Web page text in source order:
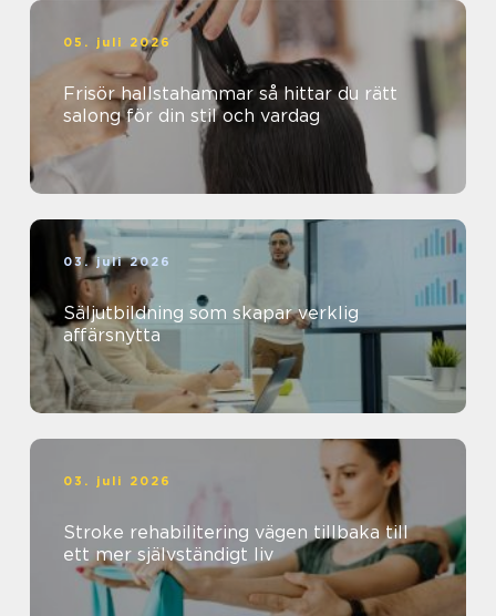
05. juli 2026
Frisör hallstahammar så hittar du rätt
salong för din stil och vardag
03. juli 2026
Säljutbildning som skapar verklig
affärsnytta
03. juli 2026
Stroke rehabilitering vägen tillbaka till
ett mer självständigt liv